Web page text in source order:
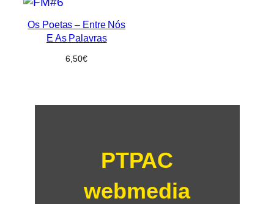
Os Poetas ‎– Entre Nós
E As Palavras
6,50€
PTPAC
webmedia